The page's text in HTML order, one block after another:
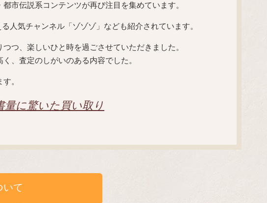
市伝説系コンテンツが再び注目を集めています。
人気チャンネル「ゾゾゾ」なども紹介されています。
つ、楽しいひと時を過ごさせていただきました。
、査定のしがいのある内容でした。
。
に驚いた買い取り
いて